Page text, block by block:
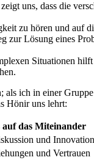
uns, dass die
zu hören und auf
zur⁣ Lösung eines
Situationen‍
als ich in einer
Hönir ⁣uns ⁤lehrt:
auf ⁣das Miteinander
und Innovation
und Vertrauen